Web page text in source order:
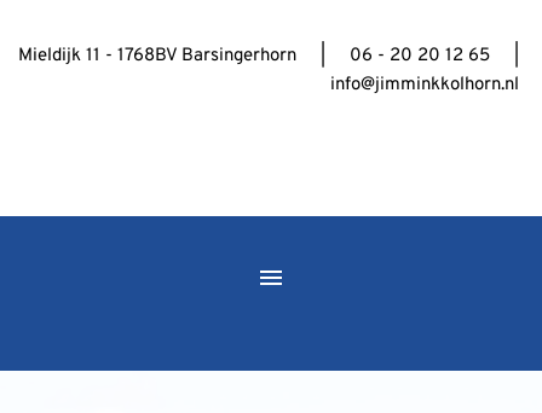
info@jimminkkolhorn.nl